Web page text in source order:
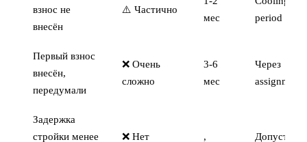
взнос не
внесён
⚠️ Частично
мес
period
Первый взнос
внесён,
передумали
❌ Очень
сложно
3-6
мес
Через
assignment
Задержка
стройки менее
❌ Нет , Допустимо